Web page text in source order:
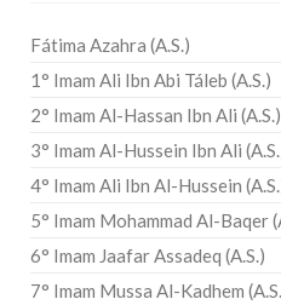
Fátima Azahra (A.S.)
1° Imam Ali Ibn Abi Táleb (A.S.)
2° Imam Al-Hassan Ibn Ali (A.S.)
3° Imam Al-Hussein Ibn Ali
4° Imam Ali Ibn Al-Hussein
5° Imam Mohammad Al-Baqer
6° Imam Jaafar Assadeq (A.S.)
7° Imam Mussa Al-Kadhem